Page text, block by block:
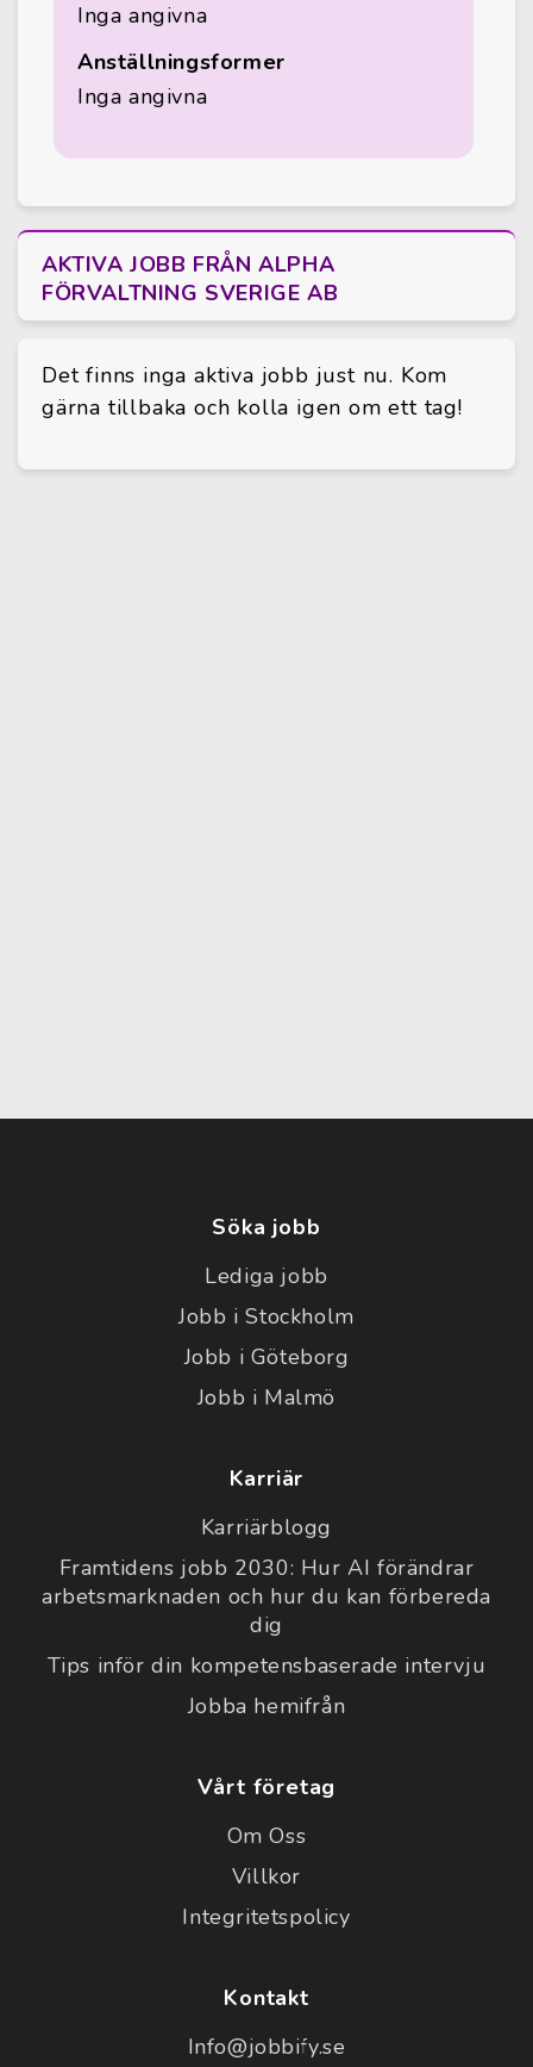
Inga angivna
Anställningsformer
Inga angivna
AKTIVA JOBB FRÅN ALPHA
FÖRVALTNING SVERIGE AB
Det finns inga aktiva jobb just nu. Kom
gärna tillbaka och kolla igen om ett tag!
Söka jobb
Lediga jobb
Jobb i Stockholm
Jobb i Göteborg
Jobb i Malmö
Karriär
Karriärblogg
Framtidens jobb 2030: Hur AI förändrar
arbetsmarknaden och hur du kan förbereda
dig
Tips inför din kompetensbaserade intervju
Jobba hemifrån
Vårt företag
Om Oss
Villkor
Integritetspolicy
Kontakt
Info@jobbify.se